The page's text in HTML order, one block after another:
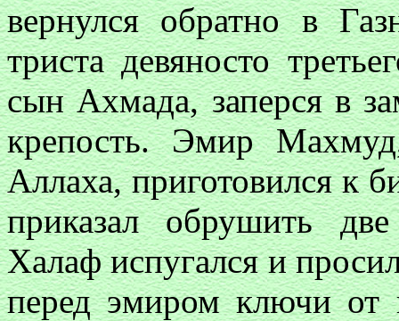
вернулся обратно в
триста девяносто
сын Ахмада, заперся в
крепость. Эмир
Аллаха, приготовился к
приказал обрушить
Халаф испугался и
перед эмиром ключи